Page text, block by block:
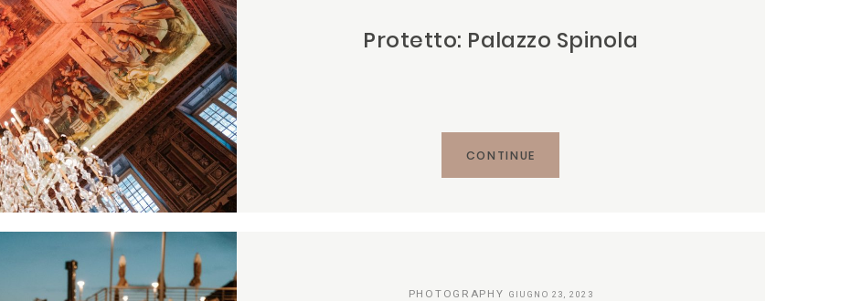
Protetto: Palazzo Spinola
CONTINUE
PHOTOGRAPHY GIUGNO 23, 2023